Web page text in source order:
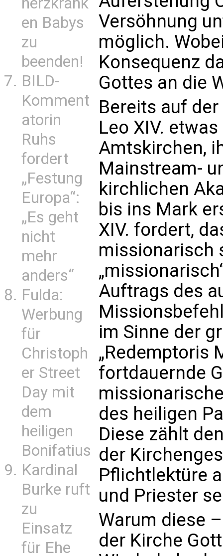
en Babys
zu
beenden!
BILD-
Komment
atorin
Ruhs
fordert
„Festung
Europa“:
„Es geht
nicht
mehr
anders“
Fulda:
Werbung
für
Christoph
er Street
Day mit
dem
heiligen
Bonifatius
Kardinal
Burke ruft
zu
Einsatz
für Ehe
Versöhnung
möglich.
Konsequenz
Gottes an die
Bereits auf
Leo XIV.
Amtskirchen,
Mainstream-
kirchlichen
bis ins Mark
XIV. fordert,
missionarisch
Auftrags des
im Sinne der
„Redemptoris
fortdauernde
des heiligen
Diese zählt
der
Pflichtlektüre
und Priester
Warum diese
der Kirche